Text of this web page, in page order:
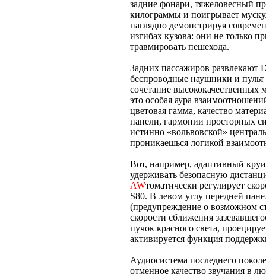
задние фонари, тяжеловесный
килограммы и поигрывает
наглядно демонстрируя
изгибах кузова: они не только
травмировать пешехода.
Задних пассажиров
беспроводные наушники и
сочетание высококачественных
это особая аура
цветовая гамма, качество
панели, гармонии просторных
истинно «вольвовской»
проникаешься логикой
Вот, например, адаптивный
удерживать безопасную
AWтоматически регулирует
S80. В левом углу передней
(предупреждение о возможном
скорости сближения
пучок красного света,
активируется функция
Аудиосистема последнего
отменное качество звучания в